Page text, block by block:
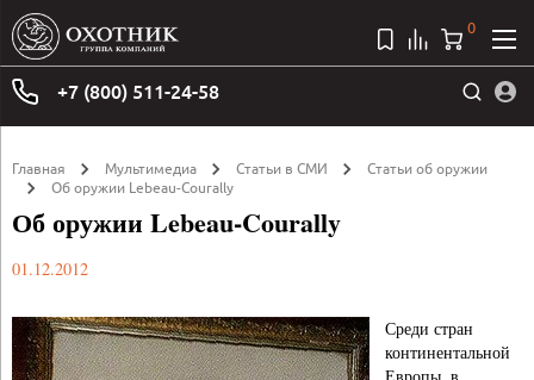
+7 (800) 511-24-58
0
Главная Мультимедиа Статьи в СМИ
Статьи об оружии
Об оружии Lebeau-Courally
Об оружии Lebeau-Courally
01.12.2012
Среди стран
континентальной
Европы, в